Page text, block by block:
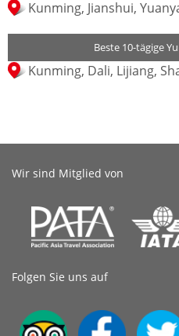
Kunming, Jianshui,
Beste 10-tägige
Kunming, Dali, Lijiang,
Wir sind Mitglied von
Folgen Sie uns auf